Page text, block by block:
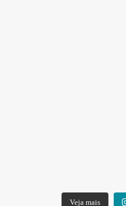
Veja mais